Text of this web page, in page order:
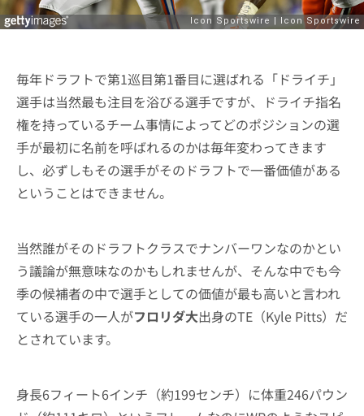
毎年ドラフトで第1巡目第1番目に選ばれる「ドライチ」
選手は当然最も注目を浴びる選手ですが、ドライチ指名
権を持っているチーム事情によってどのポジションの選
手が最初に名前を呼ばれるのかは毎年変わってきます
し、必ずしもその選手がそのドラフトで一番価値がある
ということはできません。
当然誰がそのドラフトクラスでナンバーワンなのかとい
う議論が無意味なのかもしれませんが、そんな中でも今
季の候補者の中で選手としての価値が最も高いと言われ
ている選手の一人がフロリダ大出身のTE（Kyle Pitts）だ
とされています。
身長6フィート6インチ（約199センチ）に体重246パウン